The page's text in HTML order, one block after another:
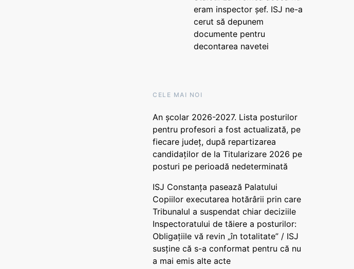
eram inspector șef. ISJ ne-a
cerut să depunem
documente pentru
decontarea navetei
CELE MAI NOI
An școlar 2026-2027. Lista posturilor
pentru profesori a fost actualizată, pe
fiecare județ, după repartizarea
candidaților de la Titularizare 2026 pe
posturi pe perioadă nedeterminată
ISJ Constanța pasează Palatului
Copiilor executarea hotărârii prin care
Tribunalul a suspendat chiar deciziile
Inspectoratului de tăiere a posturilor:
Obligațiile vă revin „în totalitate” / ISJ
susține că s-a conformat pentru că nu
a mai emis alte acte